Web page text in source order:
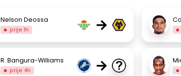
Nelson Deossa
prije 1h →
R. Bangura-Williams
prije 4h →